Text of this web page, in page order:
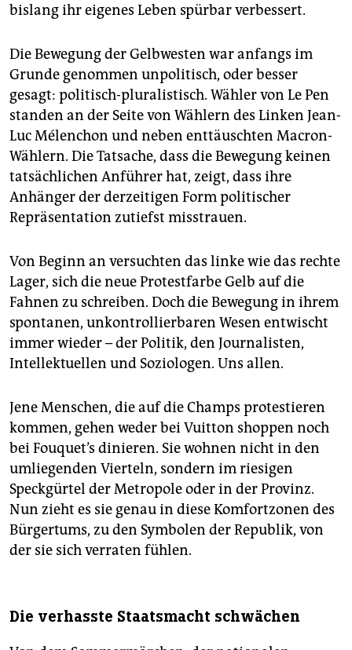
bislang ihr eigenes Leben spürbar verbessert.
Die Bewegung der Gelbwesten war anfangs im
Grunde genommen unpolitisch, oder besser
gesagt: politisch-pluralistisch. Wähler von Le Pen
standen an der Seite von Wählern des Linken Jean-
Luc Mélenchon und neben enttäuschten Macron-
Wählern. Die Tatsache, dass die Bewegung keinen
tatsächlichen Anführer hat, zeigt, dass ihre
Anhänger der derzeitigen Form politischer
Repräsentation zutiefst misstrauen.
Von Beginn an versuchten das linke wie das rechte
Lager, sich die neue Protestfarbe Gelb auf die
Fahnen zu schrei­ben. Doch die Bewegung in ihrem
spontanen, unkontrollierbaren Wesen entwischt
immer wieder – der Politik, den Journalisten,
Intellektuellen und Soziologen. Uns allen.
Jene Menschen, die auf die Champs protestieren
kommen, gehen weder bei Vuitton shoppen noch
bei Fouquet’s dinieren. Sie wohnen nicht in den
umliegenden Vierteln, sondern im riesigen
Speckgürtel der Metropole oder in der Provinz.
Nun zieht es sie genau in diese Komfortzonen des
Bürgertums, zu den Symbolen der Republik, von
der sie sich verraten fühlen.
Die verhasste Staatsmacht schwächen